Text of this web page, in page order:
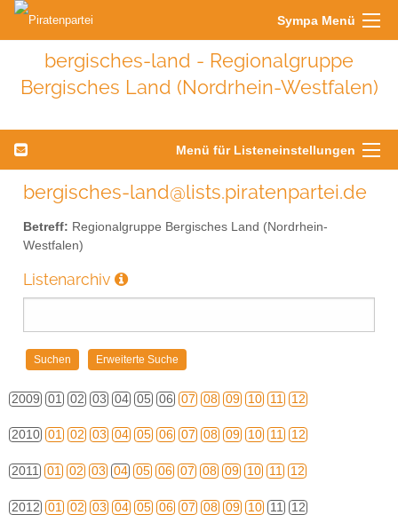
Sympa Menü
bergisches-land - Regionalgruppe
Bergisches Land (Nordrhein-Westfalen)
Menü für Listeneinstellungen
bergisches-land@lists.piratenpartei.de
Betreff: Regionalgruppe Bergisches Land (Nordrhein-
Westfalen)
Listenarchiv
2009 01 02 03 04 05 06 07 08 09 10 11 12
2010 01 02 03 04 05 06 07 08 09 10 11 12
2011 01 02 03 04 05 06 07 08 09 10 11 12
2012 01 02 03 04 05 06 07 08 09 10 11 12